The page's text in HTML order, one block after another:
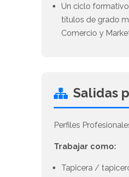
Un ciclo
títulos de grado
Comercio y
Salidas
Perfiles
Trabajar como:
Tapicera /